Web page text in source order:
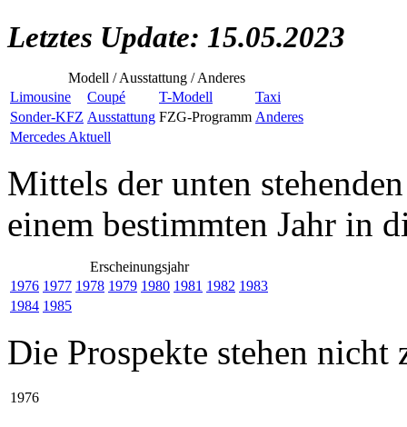
Letztes Update: 15.05.2023
Modell / Ausstattung / Anderes
Limousine
Coupé T-Modell
Taxi
Sonder-KFZ Ausstattung FZG-Programm Anderes
Mercedes Aktuell
Mittels der unten
einem bestimmten Jahr in
Erscheinungsjahr
1976 1977 1978 1979 1980 1981 1982 1983
1984 1985
Die Prospekte stehen nicht
1976